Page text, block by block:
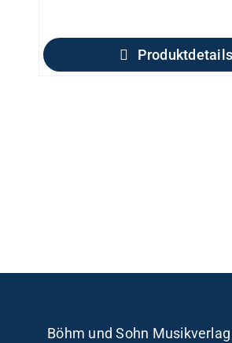
Produktdetails
Böhm und Sohn